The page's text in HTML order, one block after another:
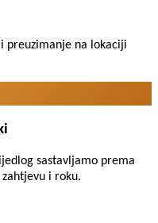
preuzimanje na lokaciji
sastavljamo prema
i roku.